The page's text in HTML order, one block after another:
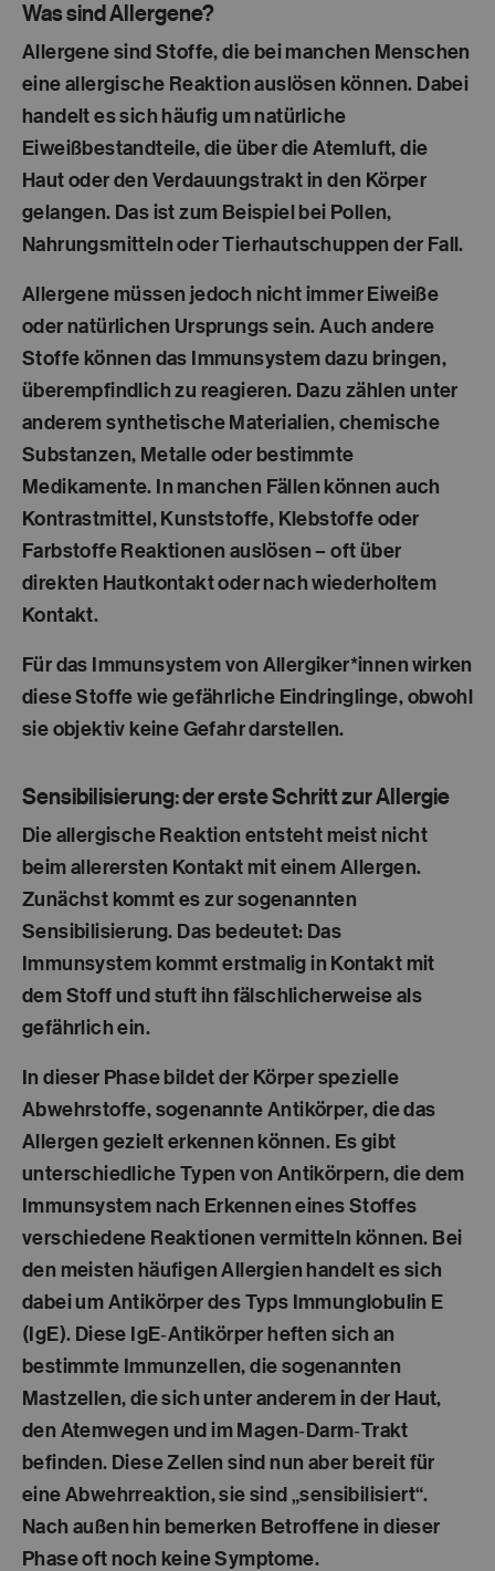
Was sind Allergene?
Allergene sind Stoffe, die bei manchen Menschen
eine allergische Reaktion auslösen können. Dabei
handelt es sich häufig umnatürliche
Eiweißbestandteile, die über die Atemluft, die
Haut oder den Verdauungstrakt in den Körper
gelangen. Das ist zum Beispiel bei Pollen,
Nahrungsmitteln oder Tierhautschuppen der Fall.
Allergene müssen jedoch nicht immer Eiweiße
oder natürlichen Ursprungs sein. Auch andere
Stoffe können das Immunsystem dazu bringen,
überempfindlich zu reagieren. Dazu zählen unter
anderemsynthetische Materialien, chemische
Substanzen, Metalle oder bestimmte
Medikamente. In manchen Fällen können auch
Kontrastmittel, Kunststoffe, Klebstoffe oder
Farbstoffe Reaktionen auslösen – oft über
direkten Hautkontakt oder nach wiederholtem
Kontakt.
Für das Immunsystem von Allergiker*innen wirken
diese Stoffe wie gefährliche Eindringlinge, obwohl
sie objektiv keine Gefahr darstellen.
Sensibilisierung: der erste Schritt zur Allergie
Die allergische Reaktion entsteht meist nicht
beim allerersten Kontakt mit einem Allergen.
Zunächst kommt es zur sogenannten
Sensibilisierung. Das bedeutet: Das
Immunsystem kommt erstmalig in Kontakt mit
dem Stoff und stuft ihn fälschlicherweise als
gefährlich ein.
In dieser Phase bildet der Körper spezielle
Abwehrstoffe, sogenannte Antikörper, die das
Allergen gezielt erkennen können. Es gibt
unterschiedliche Typen von Antikörpern, die dem
Immunsystem nach Erkennen eines Stoffes
verschiedene Reaktionen vermitteln können. Bei
den meisten häufigen Allergien handelt es sich
dabei um Antikörper des Typs Immunglobulin E
(IgE). Diese IgE‑Antikörper heften sich an
bestimmte Immunzellen, die sogenannten
Mastzellen, die sich unter anderem in der Haut,
den Atemwegen und im Magen‑Darm‑Trakt
befinden. Diese Zellen sind nun aber bereit für
eine Abwehrreaktion, sie sind „sensibilisiert“.
Nach außen hin bemerken Betroffene in dieser
Phase oft noch keine Symptome.